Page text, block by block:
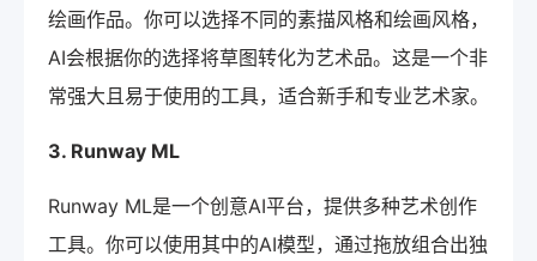
绘画作品。你可以选择不同的素描风格和绘画风格，
AI会根据你的选择将草图转化为艺术品。这是一个非
常强大且易于使用的工具，适合新手和专业艺术家。
3. Runway ML
Runway ML是一个创意AI平台，提供多种艺术创作
工具。你可以使用其中的AI模型，通过拖放组合出独